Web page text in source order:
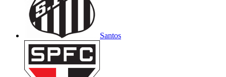
Santos